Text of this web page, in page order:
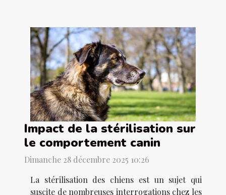
Impact de la stérilisation sur
le comportement canin
Dimanche 28 décembre 2025 10:26
La stérilisation des chiens est un sujet qui
suscite de nombreuses interrogations chez les